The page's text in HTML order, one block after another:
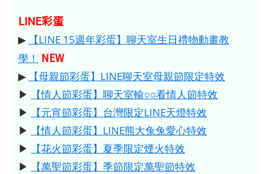
LINE彩蛋
▶
【LINE 15週年彩蛋】聊天室生日禮物動畫教
學！ NEW
▶
【母親節彩蛋】LINE聊天室母親節限定特效
▶
【情人節彩蛋】聊天室輸○○看情人節特效
▶
【元宵節彩蛋】台灣限定LINE天燈特效
▶
【情人節彩蛋】LINE熊大兔兔愛心特效
▶
【花火節彩蛋】夏季限定煙火特效
▶
【萬聖節彩蛋】季節限定萬聖節特效